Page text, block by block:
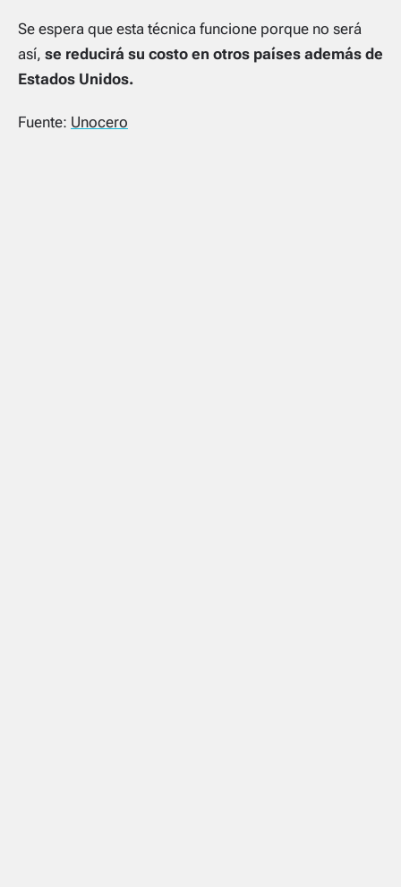
Se espera que esta técnica funcione porque no será
así, se reducirá su costo en otros países además de
Estados Unidos.
Fuente: Unocero